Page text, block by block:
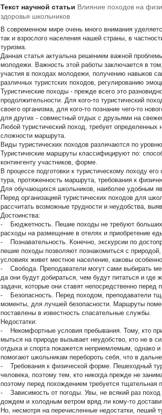
Текст научной статьи Влияние походов на
здоровья школьников
В современном мире очень много внимания
так и взрослого населения нашей страны, в
туризма.
Данная статья актуальна решением важной
молодежи. Важность этой работы заключается в
участия в походах молодежи, получению навыков
различных туристских походов, регулированию
Туристические походы - прежде всего это
продолжительности. Для кого-то туристический
своего организма, для кого-то познание чего-то
для других - совместный отдых с друзьями на
Любой туристический поход, требует
сложности маршрута.
Виды туристических походов различаются по
Туристические маршруты классифицируют по:
контингенту участников, форме.
В процессе подготовки к туристическому походу
тура, протяженность маршрута, требования к
Для обучающихся школьников, наиболее удобным
Перед организацией туристических походов для
рассчитать возможные трудности и неудобства,
Достоинства:
- Бюджетность. Пешие походы не требуют больших
расходы на размещение в отелях и приобретение
- Познавательность. Конечно, экскурсии по
пешие походы позволяют познакомиться с
условиях живет местное население, каковы
- Свобода. Преподаватели могут сами выбирать
да они будут добираться, чем будут питаться и где
задачи, которые они ставят непосредственно перед
- Безопасность. Перед походом, преподаватели
моменты, для лучшей безопасности. Маршруты
поставлены в известность спасательные службы.
Недостатки:
- Некомфортные условия пребывания. Тому, кто
мыться на природе вызывает неудобство, кто не в
отдыха и спорта покажется неприемлемым, однако
помогают школьникам перебороть себя, что в
- Требования к физической форме. Пешеходный
человека, поэтому тем, кто никогда прежде не
поэтому перед похождением требуется тщательная
- Зависимость от погоды. Увы, не всякий раз
дождем и холодным ветром вряд ли кому-то
Но, несмотря на перечисленные недостатки,